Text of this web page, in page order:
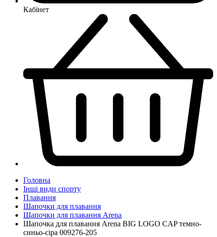
Кабінет
Головна
Інші види спорту
Плавання
Шапочки для плавання
Шапочки для плавання Arena
Шапочка для плавання Arena BIG LOGO CAP темно-
синьо-сіра 009276-205